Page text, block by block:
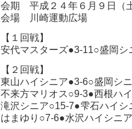
会期 平成２４年６月９日（
会場 川崎運動広場
【１回戦】
安代マスターズ●3-11○盛岡シ
【２回戦】
東山ハイシニア●3-6○盛岡シ
不来方マリオス○9-3●西根ハ
滝沢シニア○15-7●雫石ハイシ
はまゆり○7-6●水沢ハイシニア